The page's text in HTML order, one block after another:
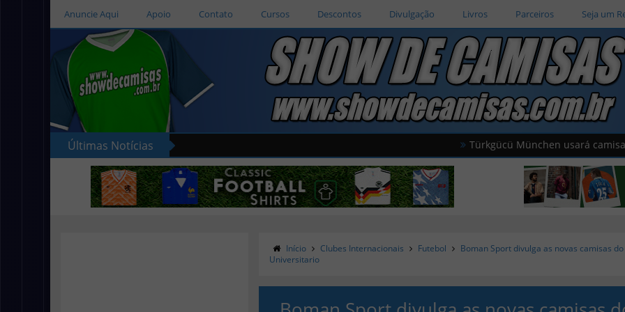
Anuncie Aqui Apoio Contato Cursos Descontos Divulgação Livros Parceiros Seja um
Últimas Notícias Türkgücü München usará camisas
Início Clubes Internacionais Futebol
Boman Sport divulga as novas camisas
Universitario